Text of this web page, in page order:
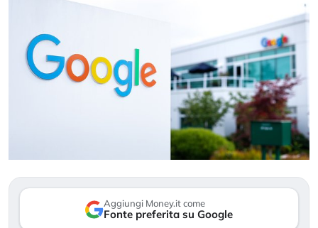
Aggiungi Money.it come
Fonte preferita su Google